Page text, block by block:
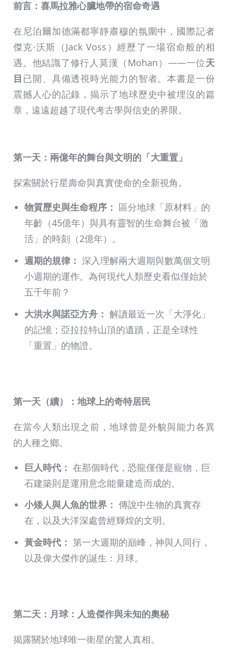
前言：喜馬拉雅心臟地帶的宿命奇遇
在尼泊爾加德滿都寧靜肅穆的氛圍中，國際記者
傑克·沃斯（Jack Voss）經歷了一場宿命般的相
遇。他結識了修行人莫漢（Mohan）——一位天
目 已開、具備透視時光能力的智者。本書是一份
震撼人心的記錄，揭示了地球歷史中被埋沒的篇
章，遠遠超越了現代考古學與信史的界限。
第一天：兩億年的舞台與文明的「大重置」
探索關於行星壽命與真實使命的全新視角。
物質歷史與生命程序： 區分地球「原材料」的
年齡（45億年）與具有靈智的生命舞台被「激
活」的時刻（2億年）。
週期的規律： 深入理解兩大週期與數萬個文明
小週期的運作。為何現代人類歷史看似僅始於
五千年前？
大洪水與諾亞方舟： 解讀最近一次「大淨化」
的記憶；亞拉拉特山頂的遺蹟，正是全球性
「重置」的物證。
第一天（續）：地球上的奇特居民
在當今人類出現之前，地球曾是外貌與能力各異
的人種之鄉。
巨人時代：在那個時代，恐龍僅僅是寵物，巨
石建築則是運用意念能量建造而成的。
小矮人與人魚的世界： 傳說中生物的真實存
在，以及大洋深處曾經輝煌的文明。
黃金時代： 第一大週期的巔峰，神與人同行，
以及偉大傑作的誕生：月球。
第二天：月球：人造傑作與未知的奧秘
揭露關於地球唯一衛星的驚人真相。